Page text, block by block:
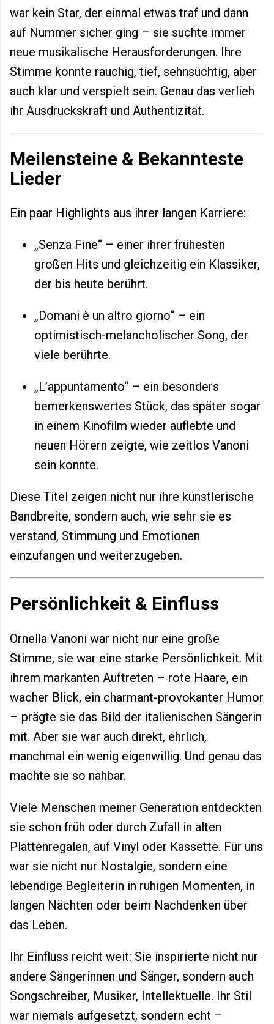
war kein Star, der einmal etwas traf und dann
auf Nummer sicher ging – sie suchte immer
neue musikalische Herausforderungen. Ihre
Stimme konnte rauchig, tief, sehnsüchtig, aber
auch klar und verspielt sein. Genau das verlieh
ihr Ausdruckskraft und Authentizität.
Meilensteine & Bekannteste
Lieder
Ein paar Highlights aus ihrer langen Karriere:
„Senza Fine“ – einer ihrer frühesten
großen Hits und gleichzeitig ein Klassiker,
der bis heute berührt.
„Domani è un altro giorno“ – ein
optimistisch-melancholischer Song, der
viele berührte.
„L’appuntamento“ – ein besonders
bemerkenswertes Stück, das später sogar
in einem Kinofilm wieder auflebte und
neuen Hörern zeigte, wie zeitlos Vanoni
sein konnte.
Diese Titel zeigen nicht nur ihre künstlerische
Bandbreite, sondern auch, wie sehr sie es
verstand, Stimmung und Emotionen
einzufangen und weiterzugeben.
Persönlichkeit & Einfluss
Ornella Vanoni war nicht nur eine große
Stimme, sie war eine starke Persönlichkeit. Mit
ihrem markanten Auftreten – rote Haare, ein
wacher Blick, ein charmant-provokanter Humor
– prägte sie das Bild der italienischen Sängerin
mit. Aber sie war auch direkt, ehrlich,
manchmal ein wenig eigenwillig. Und genau das
machte sie so nahbar.
Viele Menschen meiner Generation entdeckten
sie schon früh oder durch Zufall in alten
Plattenregalen, auf Vinyl oder Kassette. Für uns
war sie nicht nur Nostalgie, sondern eine
lebendige Begleiterin in ruhigen Momenten, in
langen Nächten oder beim Nachdenken über
das Leben.
Ihr Einfluss reicht weit: Sie inspirierte nicht nur
andere Sängerinnen und Sänger, sondern auch
Songschreiber, Musiker, Intellektuelle. Ihr Stil
war niemals aufgesetzt, sondern echt –